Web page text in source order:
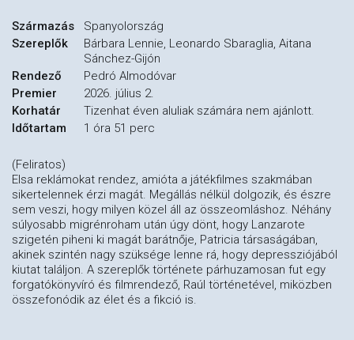
Származás
Spanyolország
Szereplők
Bárbara Lennie, Leonardo Sbaraglia, Aitana
Sánchez-Gijón
Rendező
Pedró Almodóvar
Premier
2026. július 2.
Korhatár
Tizenhat éven aluliak számára nem ajánlott.
Időtartam
1 óra 51 perc
(Feliratos)
Elsa reklámokat rendez, amióta a játékfilmes szakmában
sikertelennek érzi magát. Megállás nélkül dolgozik, és észre
sem veszi, hogy milyen közel áll az összeomláshoz. Néhány
súlyosabb migrénroham után úgy dönt, hogy Lanzarote
szigetén piheni ki magát barátnője, Patricia társaságában,
akinek szintén nagy szüksége lenne rá, hogy depressziójából
kiutat találjon. A szereplők története párhuzamosan fut egy
forgatókönyvíró és filmrendező, Raúl történetével, miközben
összefonódik az élet és a fikció is.